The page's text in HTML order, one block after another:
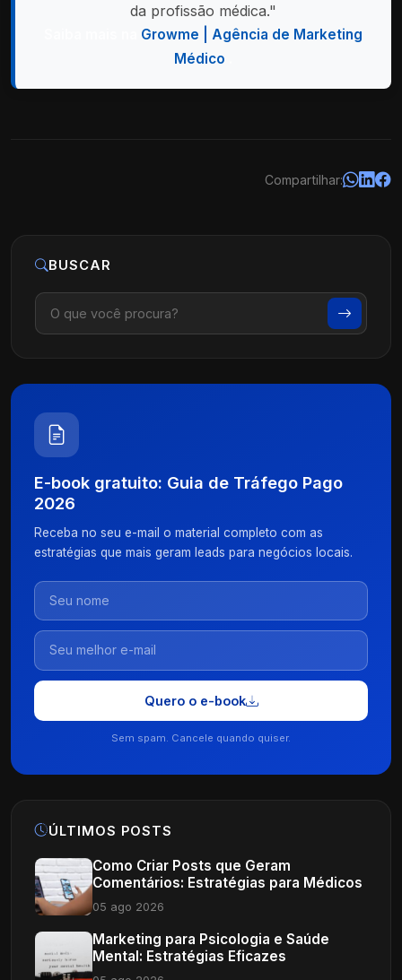
da profissão médica."
Growme | Agência de Marketing
Médico
Compartilhar:
BUSCAR
E-book gratuito: Guia de Tráfego Pago
2026
Receba no seu e-mail o material completo com as
estratégias que mais geram leads para negócios locais.
Quero o e-book
Sem spam. Cancele quando quiser.
ÚLTIMOS POSTS
Como Criar Posts que Geram
Comentários: Estratégias para Médicos
05 ago 2026
Marketing para Psicologia e Saúde
Mental: Estratégias Eficazes